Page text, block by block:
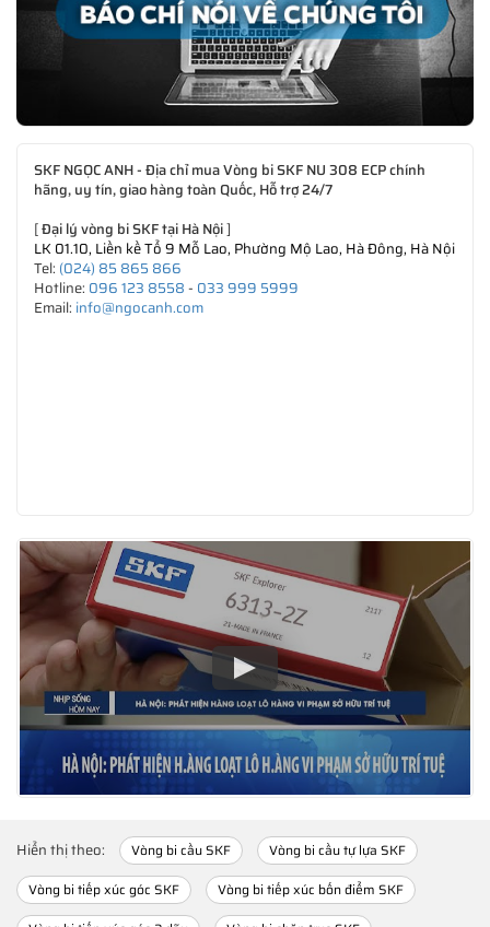
SKF NGỌC ANH - Địa chỉ mua Vòng bi SKF NU 308 ECP chính
hãng, uy tín, giao hàng toàn Quốc, Hỗ trợ 24/7
[Đại lý vòng bi SKF tại Hà Nội]
LK 01.10, Liền kề Tổ 9 Mỗ Lao, Phường Mộ Lao, Hà Đông, Hà Nội
Tel: (024) 85 865 866
Hotline: 096 123 8558- 033 999 5999
Email: info@ngocanh.com
Hiển thị theo: Vòng bi cầu SKF
Vòng bi cầu tự lựa SKF
Vòng bi tiếp xúc góc SKF
Vòng bi tiếp xúc bốn điểm SKF